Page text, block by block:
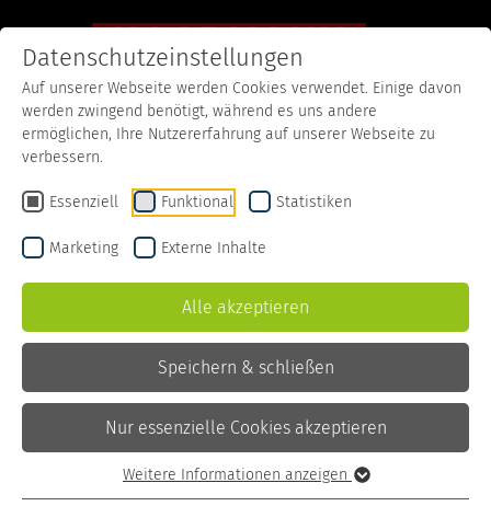
Karriere Stellenangebote
OFFENE JOBS
Stellenangebote
Arbeiten im Molkereibetrieb
Arbeiten in einer der größten Lebensmittelbranchen! Die
Milchindustrie verzeichnet einen gleichbleibenden Erfolg und
gehört zu den erfolgreichsten Lebensmittelbranchen in
Deutschland.
Sie möchten Teil haben an unserem Erfolg? Wir teilen diesen
gerne mit Ihnen und bieten sichere Arbeitsplätze und gute
Entwicklungsmöglichkeiten sowohl für Fachkräfte als auch für
Datenschutzeinstellungen
Auf unserer Webseite werden Cookies verwendet. Einige davon
werden zwingend benötigt, während es uns andere
ermöglichen, Ihre Nutzererfahrung auf unserer Webseite zu
verbessern.
Essenziell Funktional Statistiken
Marketing Externe Inhalte
Alle akzeptieren
Speichern & schließen
Nur essenzielle Cookies akzeptieren
Weitere Informationen anzeigen